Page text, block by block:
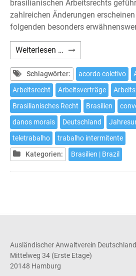
brasilianischen Arbeitsrechts
zahlreichen Änderungen
folgenden besonders
Weiterlesen … Arbeitsrechtsreform
in
Brasilien
Schlagwörter: acordo coletivo
Arbeitsrecht
Arbeitsverträge
Brasilianisches Recht
Brasilien
danos morais
Deutschland
teletrabalho
trabalho intermitente
Kategorien:
Brasilien | Brazil
Ausländischer Anwaltverein Deutschland
Mittelweg 34 (Erste Etage)
20148 Hamburg